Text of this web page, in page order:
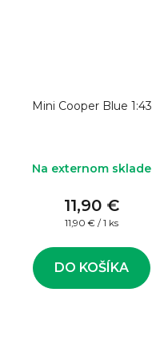
Mini Cooper Blue 1:43
Na externom sklade
11,90 €
Jednotková
11,90 € / 1 ks
DO KOŠÍKA